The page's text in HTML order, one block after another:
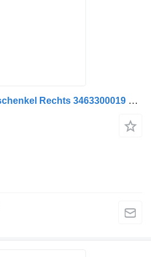
Kit de réparation Achsschenkel Rechts 3463300019 pour tracteur routier DAF